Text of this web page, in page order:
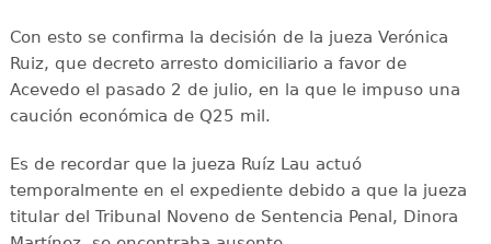
Con esto se confirma la decisión de la jueza Verónica
Ruiz, que decreto arresto domiciliario a favor de
Acevedo el pasado 2 de julio, en la que le impuso una
caución económica de Q25 mil.
Es de recordar que la jueza Ruíz Lau actuó
temporalmente en el expediente debido a que la jueza
titular del Tribunal Noveno de Sentencia Penal, Dinora